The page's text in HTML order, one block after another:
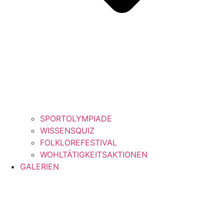
SPORTOLYMPIADE
WISSENSQUIZ
FOLKLOREFESTIVAL
WOHLTÄTIGKEITSAKTIONEN
GALERIEN